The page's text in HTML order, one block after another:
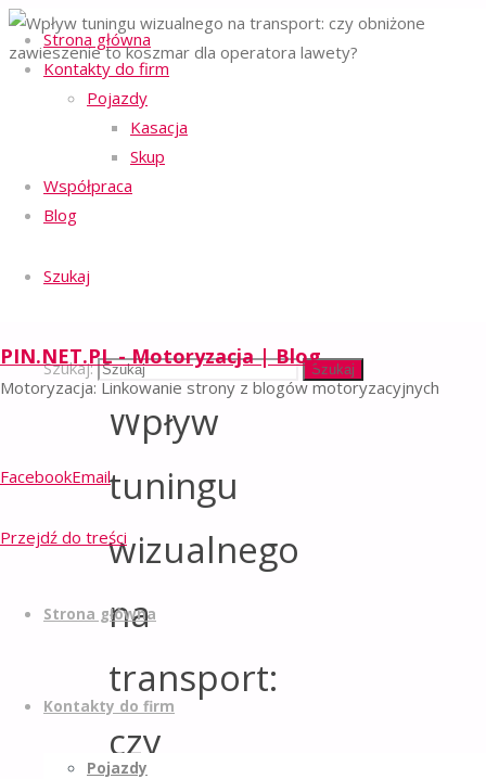
Strona główna
Kontakty do firm
Pojazdy
Kasacja
Skup
Współpraca
Blog
Szukaj
Szukaj: Szukaj
PIN.NET.PL - Motoryzacja | Blog
Motoryzacja: Linkowanie strony z blogów motoryzacyjnych
FacebookEmail
Przejdź do treści
Strona główna
Kontakty do firm
Pojazdy
Strona główna
Pomoc drogowa
obniżone
zawieszenie to
koszmar dla
Wpływ
tuningu
wizualnego
na
transport:
czy